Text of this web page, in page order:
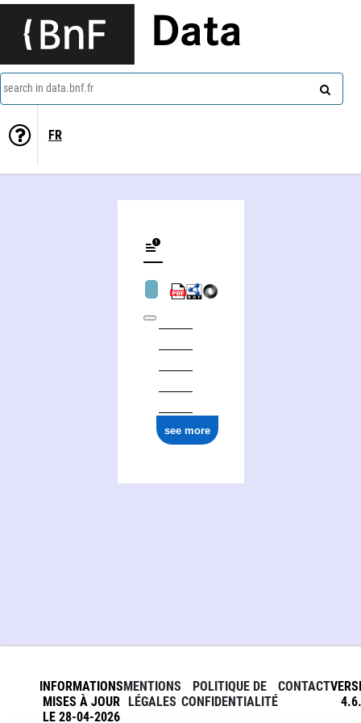
Data
search in data.bnf.fr
FR
see more
INFORMATIONS
MISES À JOUR
LE 28-04-2026
MENTIONS
LÉGALES
POLITIQUE DE
CONFIDENTIALITÉ
CONTACT